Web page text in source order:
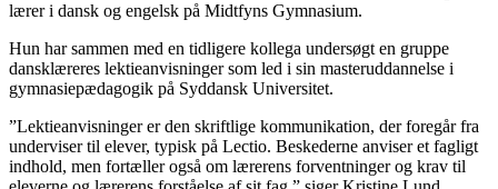
lærer i dansk og engelsk på Midtfyns Gymnasium.
Hun har sammen med en tidligere kollega undersøgt en gruppe
dansklæreres lektieanvisninger som led i sin masteruddannelse i
gymnasiepædagogik på Syddansk Universitet.
”Lektieanvisninger er den skriftlige kommunikation, der foregår fra
underviser til elever, typisk på Lectio. Beskederne anviser et fagligt
indhold, men fortæller også om lærerens forventninger og krav til